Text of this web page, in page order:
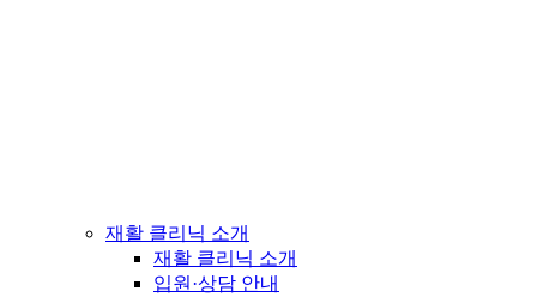
재활 클리닉 소개
재활 클리닉 소개
입원·상담 안내